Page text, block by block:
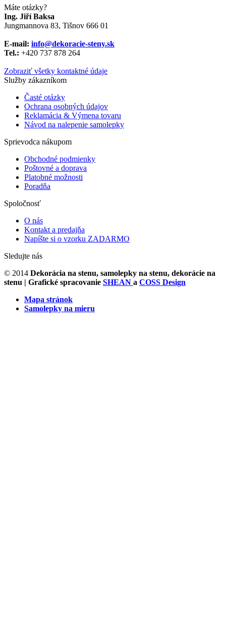
Máte otázky?
Ing. Jiří Baksa
Jungmannova 83, Tišnov 666 01
E-mail: info@dekoracie-steny.sk
Tel.: +420 737 878 ​​264
Zobraziť všetky kontaktné údaje
Služby zákazníkom
Časté otázky
Ochrana osobných údajov
Reklamácia & Výmena tovaru
Návod na nalepenie samolepky
Sprievodca nákupom
Obchodné podmienky
Poštovné a doprava
Platobné možnosti
Poradňa
Spoločnosť
O nás
Kontakt a predajňa
Napíšte si o vzorku ZADARMO
Sledujte nás
© 2014 Dekorácia na stenu, samolepky na stenu, dekorácie na
stenu
| Grafické spracovanie SHEAN a COSS Design
Mapa stránok
Samolepky na mieru